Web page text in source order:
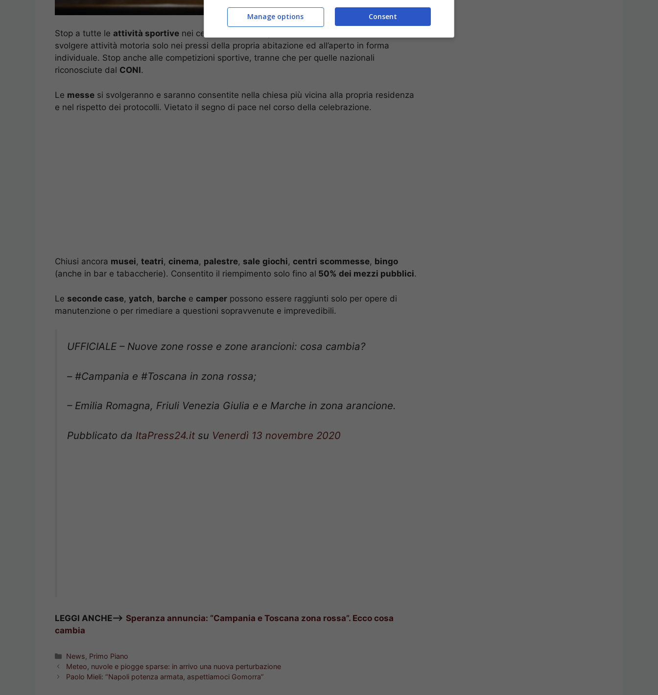
Stop a tutte le attività sportive nei centri, che sia all’aperto o al chiuso. Sarà consentito
svolgere attività motoria solo nei pressi della propria abitazione ed all’aperto in forma
individuale. Stop anche alle competizioni sportive, tranne che per quelle nazionali
riconosciute dal CONI.
Le messe si svolgeranno e saranno consentite nella chiesa più vicina alla propria residenza
e nel rispetto dei protocolli. Vietato il segno di pace nel corso della celebrazione.
Chiusi ancora musei, teatri, cinema, palestre, sale giochi, centri scommesse, bingo
(anche in bar e tabaccherie). Consentito il riempimento solo fino al 50% dei mezzi pubblici.
Le seconde case, yatch, barche e camper possono essere raggiunti solo per opere di
manutenzione o per rimediare a questioni sopravvenute e imprevedibili.
UFFICIALE – Nuove zone rosse e zone arancioni: cosa cambia?
– #Campania e #Toscana in zona rossa;
– Emilia Romagna, Friuli Venezia Giulia e e Marche in zona arancione.
Pubblicato da ItaPress24.it su Venerdì 13 novembre 2020
LEGGI ANCHE—> Speranza annuncia: “Campania e Toscana zona rossa”. Ecco cosa
cambia
Categorie
News, Primo Piano
Meteo, nuvole e piogge sparse: in arrivo una nuova perturbazione
Paolo Mieli: “Napoli potenza armata, aspettiamoci Gomorra”
Consent
Manage options